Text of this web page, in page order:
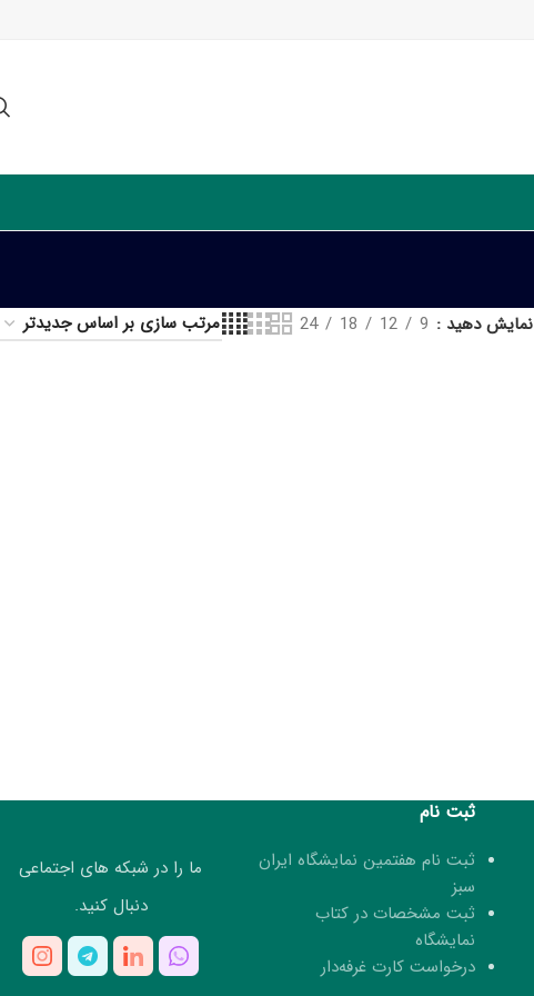
نمایش دهید 9
12
18
24
ثبت نام
ثبت نام هفتمین نمایشگاه ایران
سبز
ثبت مشخصات در کتاب
نمایشگاه
درخواست کارت غرفه‌دار
ما را در شبکه های اجتماعی
دنبال کنید.